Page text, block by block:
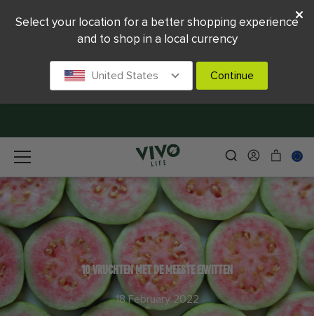
10 VRUCHTEN MET DE MEESTE EIWITTEN
18 February 2022
Select your location for a better shopping experience
and to shop in a local currency
United States Continue